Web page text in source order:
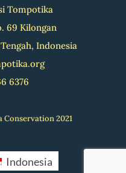
Tompotika
69 Kilongan
Indonesia
6376
2021
Indonesia